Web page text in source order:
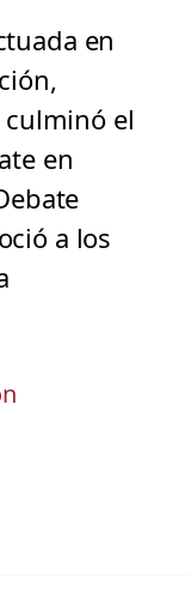
en
culminó el
en
a los